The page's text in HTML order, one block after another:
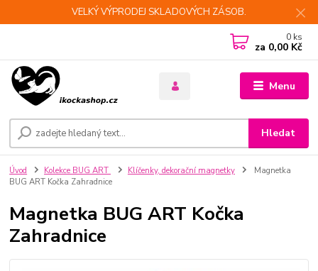
VELKÝ VÝPRODEJ SKLADOVÝCH ZÁSOB.
Menu
Hledat
0 ks
za 0,00 Kč
Úvod Kolekce BUG ART Klíčenky, dekorační magnetky
Magnetka
BUG ART Kočka Zahradnice
Magnetka BUG ART Kočka
Zahradnice